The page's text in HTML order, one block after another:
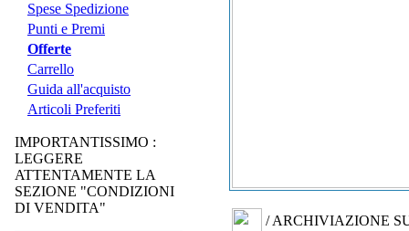
Spese Spedizione
Punti e Premi
Offerte
Carrello
Guida all'acquisto
Articoli Preferiti
IMPORTANTISSIMO :
LEGGERE
ATTENTAMENTE LA
SEZIONE "CONDIZIONI
DI VENDITA"
/ ARCHIVIAZIONE